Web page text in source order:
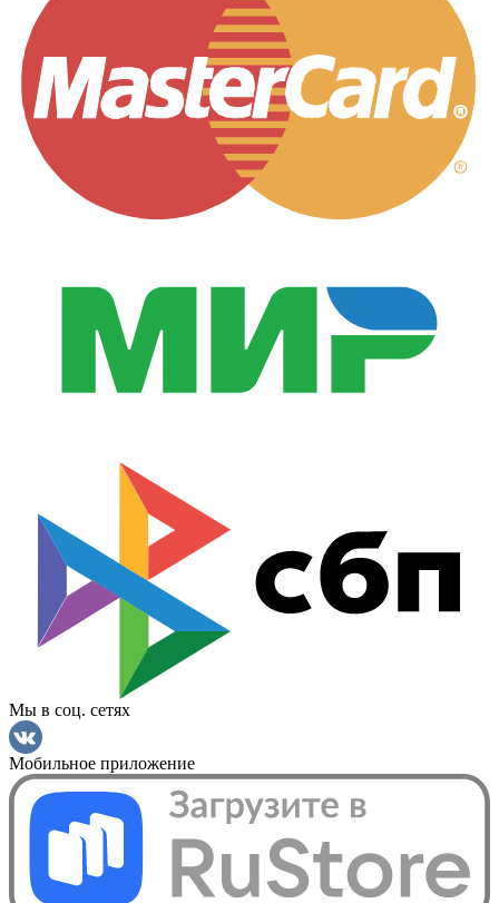
Мы в соц. сетях
Мобильное приложение